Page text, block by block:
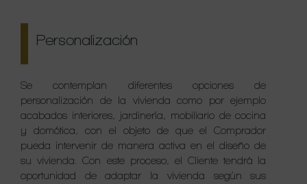
Personalización
Se contemplan diferentes opciones de
personalización de la vivienda como por ejemplo
acabados interiores, jardinería, mobiliario de cocina
y domótica, con el objeto de que el Comprador
pueda intervenir de manera activa en el diseño de
su vivienda. Con este proceso, el Cliente tendrá la
oportunidad de adaptar la vivienda según sus